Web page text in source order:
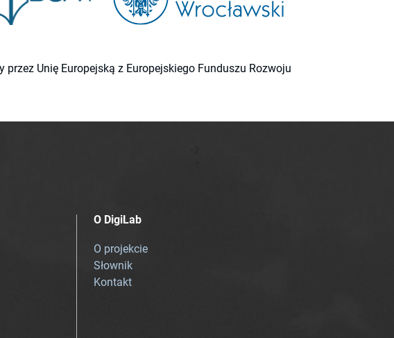
Unię Europejską z Europejskiego Funduszu Rozwoju
O DigiLab
O projekcie
Słownik
Kontakt